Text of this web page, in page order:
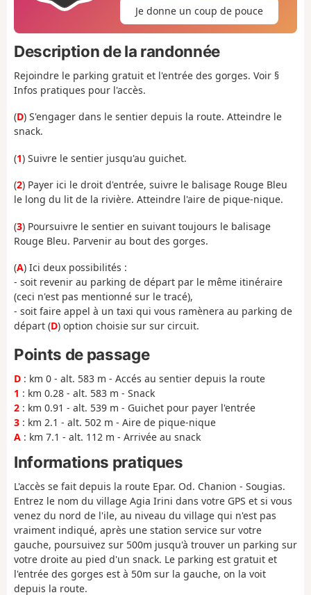
Je donne un coup de pouce
Description de la randonnée
Rejoindre le parking gratuit et l'entrée des gorges. Voir §
Infos pratiques pour l'accès.
(D) S'engager dans le sentier depuis la route. Atteindre le
snack.
(1) Suivre le sentier jusqu'au guichet.
(2) Payer ici le droit d'entrée, suivre le balisage Rouge Bleu
le long du lit de la rivière. Atteindre l'aire de pique-nique.
(3) Poursuivre le sentier en suivant toujours le balisage
Rouge Bleu. Parvenir au bout des gorges.
(A) Ici deux possibilités :
- soit revenir au parking de départ par le même itinéraire
(ceci n'est pas mentionné sur le tracé),
- soit faire appel à un taxi qui vous ramènera au parking de
départ (D) option choisie sur sur circuit.
Points de passage
D : km 0 - alt. 583 m - Accés au sentier depuis la route
1 : km 0.28 - alt. 583 m - Snack
2 : km 0.91 - alt. 539 m - Guichet pour payer l'entrée
3 : km 2.1 - alt. 502 m - Aire de pique-nique
A : km 7.1 - alt. 112 m - Arrivée au snack
Informations pratiques
L'accès se fait depuis la route Epar. Od. Chanion - Sougias.
Entrez le nom du village Agia Irini dans votre GPS et si vous
venez du nord de l'ile, au niveau du village qui n'est pas
vraiment indiqué, après une station service sur votre
gauche, poursuivez sur 500m jusqu'à trouver un parking sur
votre droite au pied d'un snack. Le parking est gratuit et
l'entrée des gorges est à 50m sur la gauche, on la voit
depuis la route.